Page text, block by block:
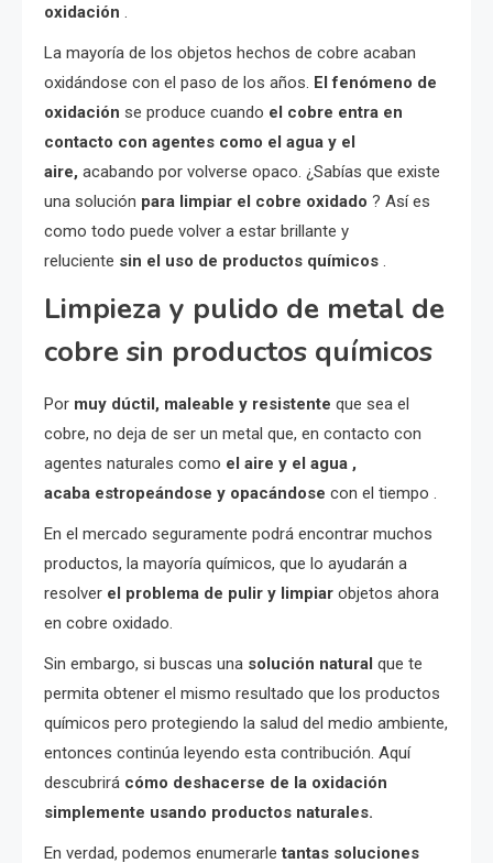
oxidación .
La mayoría de los objetos hechos de cobre acaban
oxidándose con el paso de los años. El fenómeno de
oxidación se produce cuando el cobre entra en
contacto con agentes como el agua y el
aire, acabando por volverse opaco. ¿Sabías que existe
una solución para limpiar el cobre oxidado ? Así es
como todo puede volver a estar brillante y
reluciente sin el uso de productos químicos .
Limpieza y pulido de metal de
cobre sin productos químicos
Por muy dúctil, maleable y resistente que sea el
cobre, no deja de ser un metal que, en contacto con
agentes naturales como el aire y el agua ,
acaba estropeándose y opacándose con el tiempo .
En el mercado seguramente podrá encontrar muchos
productos, la mayoría químicos, que lo ayudarán a
resolver el problema de pulir y limpiar objetos ahora
en cobre oxidado.
Sin embargo, si buscas una solución natural que te
permita obtener el mismo resultado que los productos
químicos pero protegiendo la salud del medio ambiente,
entonces continúa leyendo esta contribución. Aquí
descubrirá cómo deshacerse de la oxidación
simplemente usando productos naturales.
En verdad, podemos enumerarletantas soluciones